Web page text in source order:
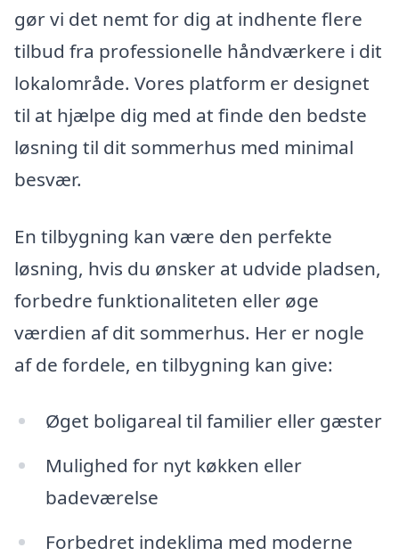
gør vi det nemt for dig at indhente flere
tilbud fra professionelle håndværkere i dit
lokalområde. Vores platform er designet
til at hjælpe dig med at finde den bedste
løsning til dit sommerhus med minimal
besvær.
En tilbygning kan være den perfekte
løsning, hvis du ønsker at udvide pladsen,
forbedre funktionaliteten eller øge
værdien af dit sommerhus. Her er nogle
af de fordele, en tilbygning kan give:
Øget boligareal til familier eller gæster
Mulighed for nyt køkken eller
badeværelse
Forbedret indeklima med moderne